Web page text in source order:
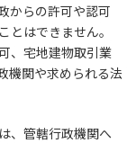
からの許可や認可
はできません。
、宅地建物取引業
機関や求められる法
、管轄行政機関へ